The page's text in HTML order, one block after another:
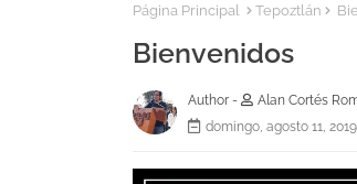
Página Principal Tepoztlán
Bienvenidos
Author -
Alan Cortés
domingo, agosto 11, 2019